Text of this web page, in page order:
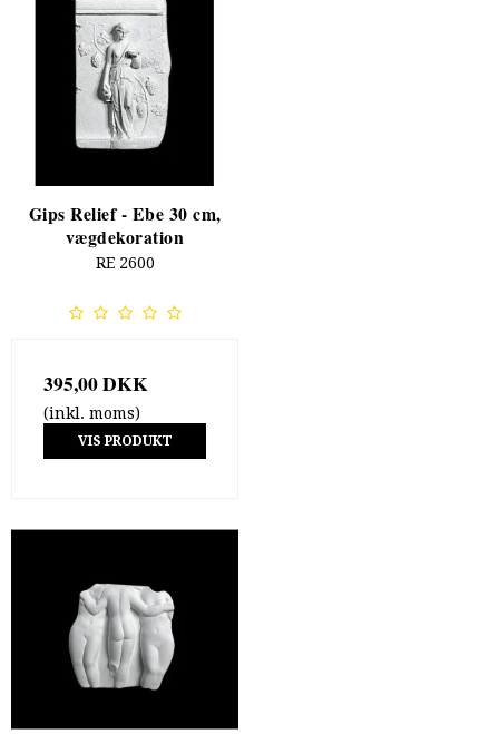
Gips Relief - Ebe 30 cm,
vægdekoration
RE 2600
395,00 DKK
(inkl. moms)
VIS PRODUKT